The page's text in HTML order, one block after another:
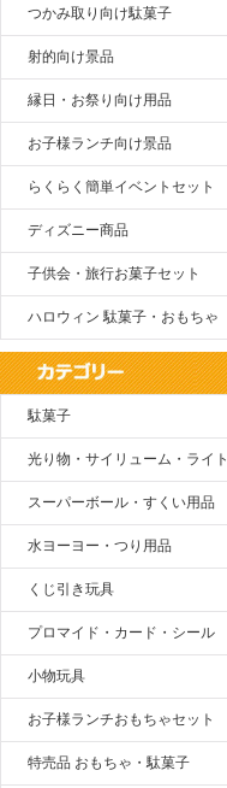
つかみ取り向け駄菓子
射的向け景品
縁日・お祭り向け用品
お子様ランチ向け景品
らくらく簡単イベントセット
ディズニー商品
子供会・旅行お菓子セット
ハロウィン 駄菓子・おもちゃ
駄菓子
光り物・サイリューム・ライト
スーパーボール・すくい用品
水ヨーヨー・つり用品
くじ引き玩具
プロマイド・カード・シール
小物玩具
お子様ランチおもちゃセット
特売品 おもちゃ・駄菓子